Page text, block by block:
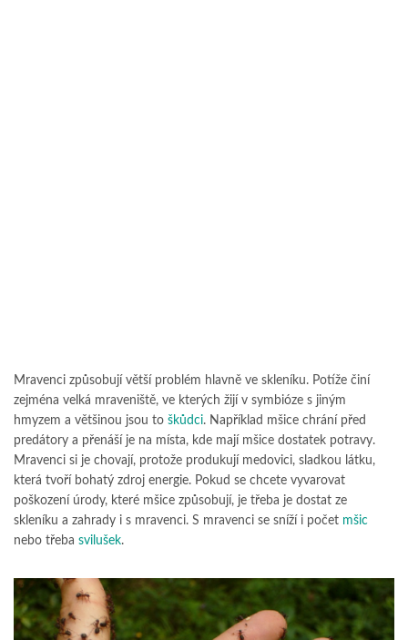
Mravenci způsobují větší problém hlavně ve skleníku. Potíže činí
zejména velká mraveniště, ve kterých žijí v symbióze s jiným
hmyzem a většinou jsou to škůdci. Například mšice chrání před
predátory a přenáší je na místa, kde mají mšice dostatek potravy.
Mravenci si je chovají, protože produkují medovici, sladkou látku,
která tvoří bohatý zdroj energie. Pokud se chcete vyvarovat
poškození úrody, které mšice způsobují, je třeba je dostat ze
skleníku a zahrady i s mravenci. S mravenci se sníží i počet mšic
nebo třeba svilušek.